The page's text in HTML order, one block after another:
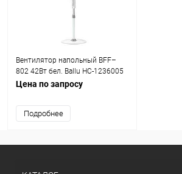
Вентилятор напольный BFF–
802 42Вт бел. Ballu НС-1236005
Цена по запросу
Подробнее